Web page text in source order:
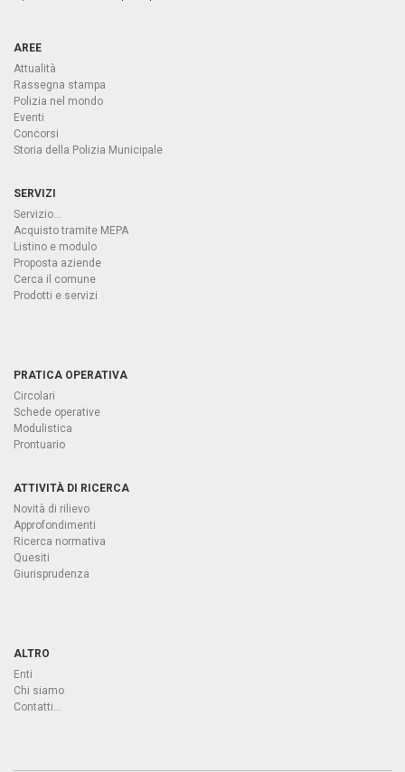
AREE
Attualità
Rassegna stampa
Polizia nel mondo
Eventi
Concorsi
Storia della Polizia Municipale
SERVIZI
Servizio...
Acquisto tramite MEPA
Listino e modulo
Proposta aziende
Cerca il comune
Prodotti e servizi
PRATICA OPERATIVA
Circolari
Schede operative
Modulistica
Prontuario
ATTIVITÀ DI RICERCA
Novità di rilievo
Approfondimenti
Ricerca normativa
Quesiti
Giurisprudenza
ALTRO
Enti
Chi siamo
Contatti...